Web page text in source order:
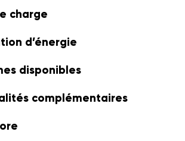
charge
d’énergie
disponibles
complémentaires